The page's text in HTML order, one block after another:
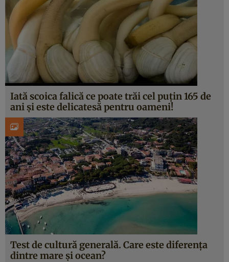
Iată scoica falică ce poate trăi cel puțin 165 de
ani și este delicatesă pentru oameni!
Test de cultură generală. Care este diferența
dintre mare și ocean?